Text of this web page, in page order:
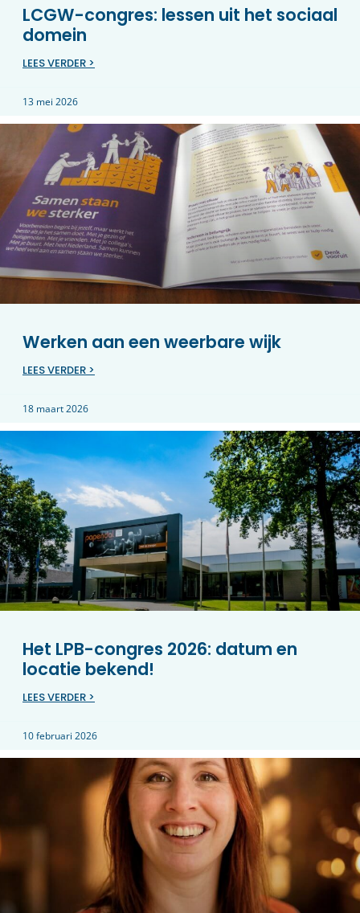
LCGW-congres: lessen uit het sociaal
domein
LEES VERDER >
13 mei 2026
Werken aan een weerbare wijk
LEES VERDER >
18 maart 2026
Het LPB-congres 2026: datum en
locatie bekend!
LEES VERDER >
10 februari 2026